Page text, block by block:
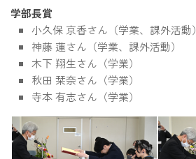
学部長賞
小久保 京香さん（学業、課外活動）
神藤 蓮さん（学業、課外活動）
木下 翔生さん（学業）
秋田 栞奈さん（学業）
寺本 有志さん（学業）